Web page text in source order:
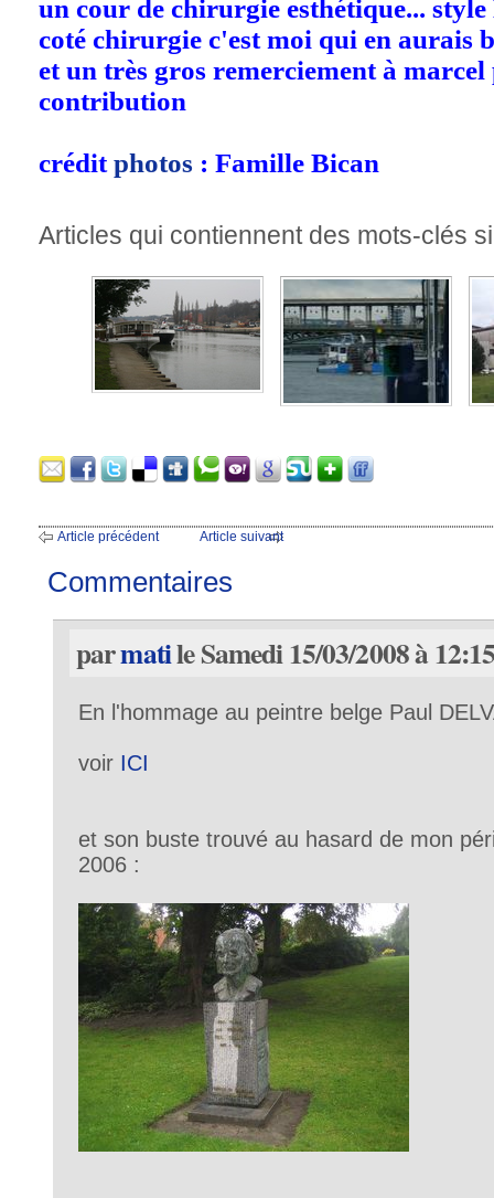
un cour de chirurgie esthétique...
coté chirurgie c'est moi qui en aurais
et un très gros remerciement à marcel
contribution
créditphotos : Famille Bican
Articles qui contiennent des mots-clés
Article précédent Article suivant
Commentaires
parmatile Samedi 15/03/2008 à
En l'hommage au peintre belge Paul
voir ICI
et son buste trouvé au hasard de mon
2006 :